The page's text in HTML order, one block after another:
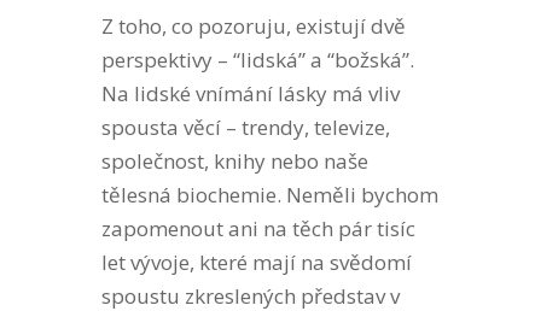
Z toho, co pozoruju, existují dvě
perspektivy – “lidská” a “božská”.
Na lidské vnímání lásky má vliv
spousta věcí – trendy, televize,
společnost, knihy nebo naše
tělesná biochemie. Neměli bychom
zapomenout ani na těch pár tisíc
let vývoje, které mají na svědomí
spoustu zkreslených představ v